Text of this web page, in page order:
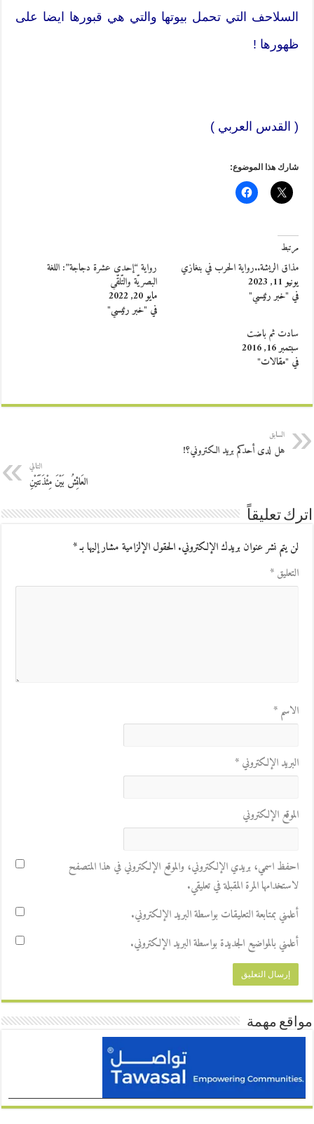
السلاحف التي تحمل بيوتها والتي هي قبورها ايضا على
ظهورها !
( القدس العربي )
شارك هذا الموضوع:
مرتبط
مذاق الريشة..رواية الحرب في بنغازي
يونيو 11, 2023
في "خبر رئيسي"
رواية “إحدى عشرة دجاجة”: اللغة
البصريّة والتّلقّي
مايو 20, 2022
في "خبر رئيسي"
سادت ثم باضت
سبتمبر 16, 2016
في "مقالات"
السابق
هل لدى أحدكم بريد الكتروني؟!
التالي
العَائِشُ بَيْنَ مِئْذَنَتَيْنِ
اترك تعليقاً
لن يتم نشر عنوان بريدك الإلكتروني.الحقول الإلزامية مشار إليها بـ*
التعليق*
الاسم*
البريد الإلكتروني*
الموقع الإلكتروني
احفظ اسمي، بريدي الإلكتروني، والموقع الإلكتروني في هذا المتصفح
لاستخدامها المرة المقبلة في تعليقي.
أعلمني بمتابعة التعليقات بواسطة البريد الإلكتروني.
أعلمني بالمواضيع الجديدة بواسطة البريد الإلكتروني.
مواقع مهمة